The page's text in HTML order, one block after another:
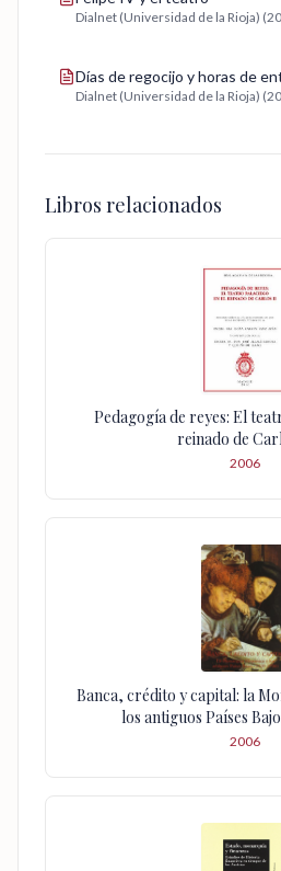
Dialnet (Universidad de la Rioja)
Días de regocijo y horas de
Dialnet (Universidad de la Rioja)
Libros relacionados
Pedagogía de reyes: El
reinado de
2006
Banca, crédito y capital: la
los antiguos Países
2006